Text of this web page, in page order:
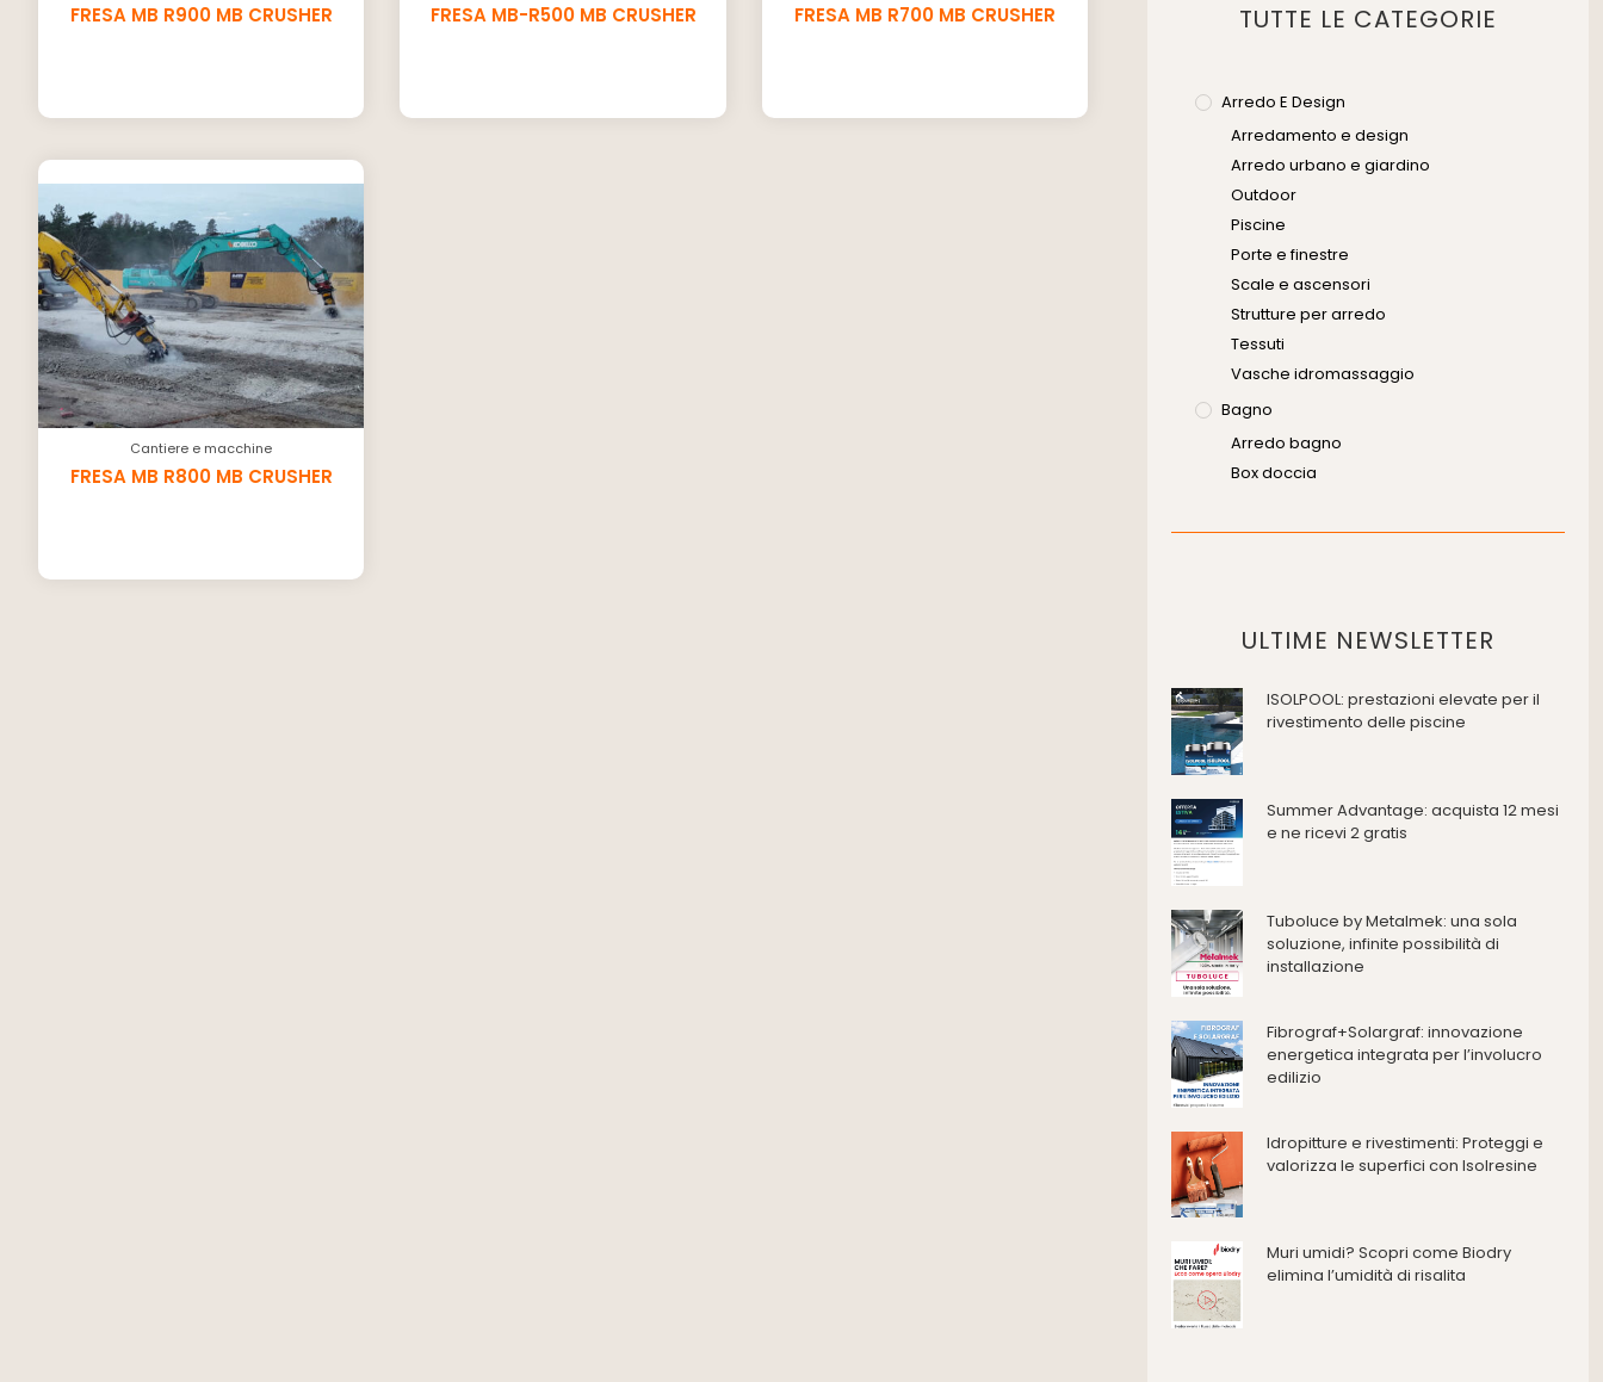
FRESA MB R900 MB CRUSHER FRESA MB-R500 MB CRUSHER FRESA MB R700 MB CRUSHER
Cantiere e macchine
FRESA MB R800 MB CRUSHER
TUTTE LE CATEGORIE
Arredo E Design
Arredamento e design
Arredo urbano e giardino
Outdoor
Piscine
Porte e finestre
Scale e ascensori
Strutture per arredo
Tessuti
Vasche idromassaggio
Bagno
Arredo bagno
Box doccia
Placche di comando per wc
Termostati
Accessori
Antincendio e sicurezza
Attrezzature manuali
Cappe d'aspirazione
Consolidamento
Deumidificazione
Domotica e impianti elettrici
Energie rinnovabili
Impermeabilizzazione
Impianti idrici e depurazione
Impianti termici e climatizzazione
Isolamento
Materiali da costruzione
Pannelli
Pareti Interne
Reti di adduzione gas
ULTIME NEWSLETTER
ISOLPOOL: prestazioni elevate per il
rivestimento delle piscine
Summer Advantage: acquista 12 mesi
e ne ricevi 2 gratis
Tuboluce by Metalmek: una sola
soluzione, infinite possibilità di
installazione
Fibrograf+Solargraf: innovazione
energetica integrata per l’involucro
edilizio
Idropitture e rivestimenti: Proteggi e
valorizza le superfici con Isolresine
Muri umidi? Scopri come Biodry
elimina l’umidità di risalita